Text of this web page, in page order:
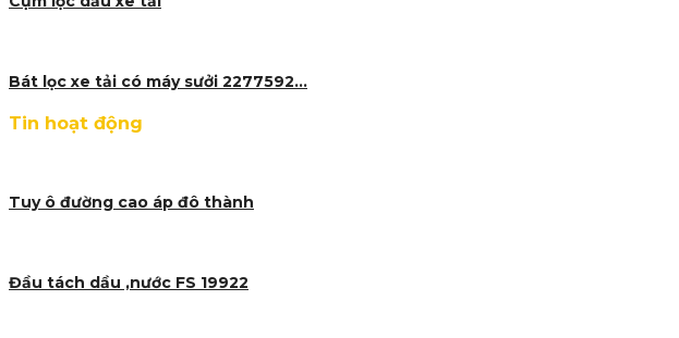
Bát lọc xe tải có máy sưởi 2277592…
Tin hoạt động
Tuy ô đường cao áp đô thành
Đầu tách dầu ,nước FS 19922